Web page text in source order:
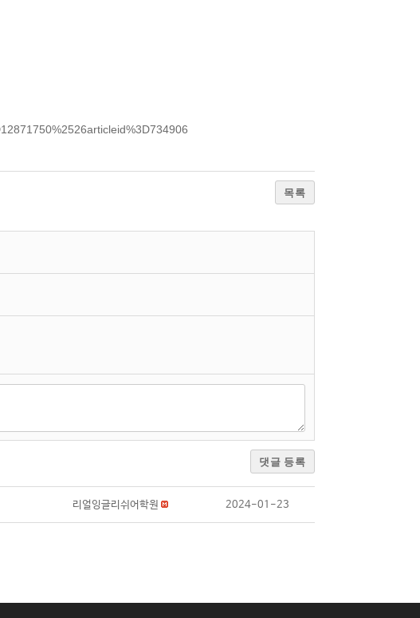
목록
댓글 등록
리얼잉글리쉬어학원 2024-01-23